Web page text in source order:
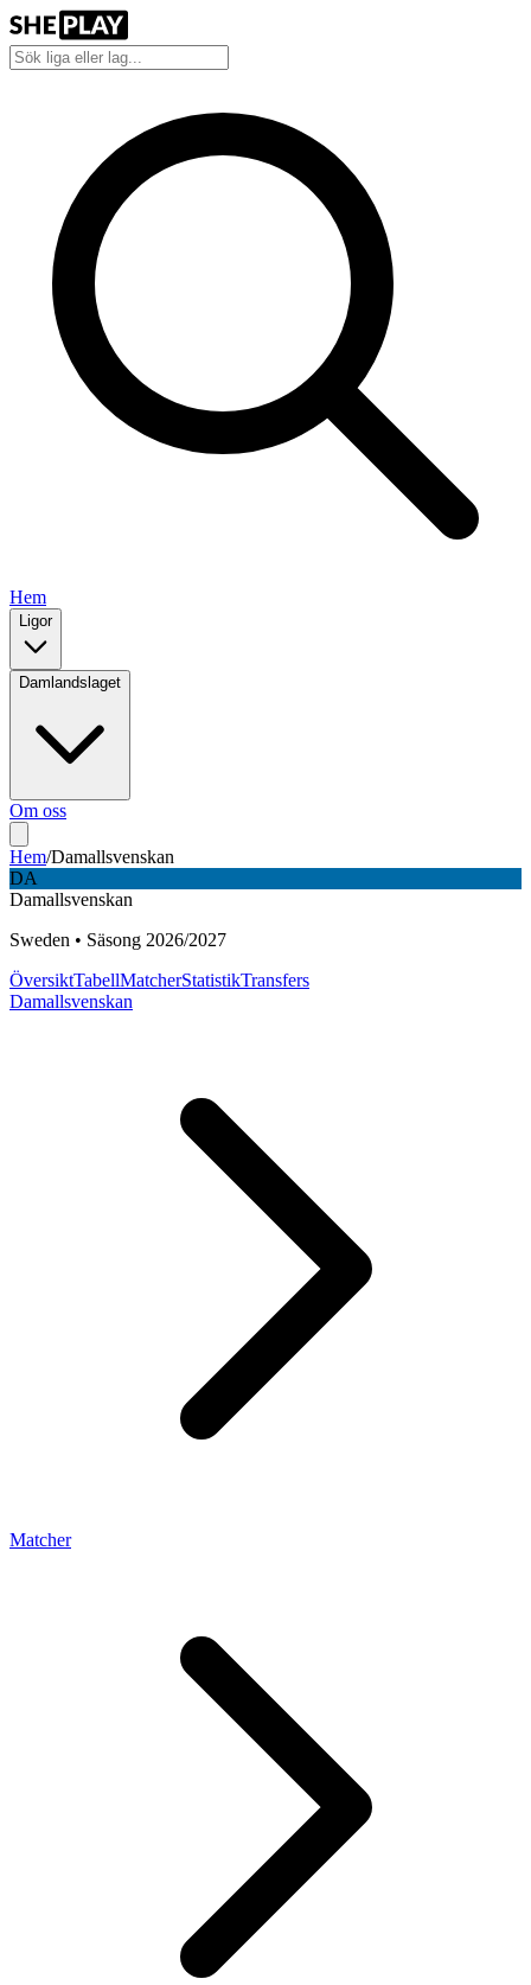
Hem
Ligor
Damlandslaget
Om oss
Hem/Damallsvenskan
DA
Damallsvenskan
Sweden • Säsong 2026/2027
ÖversiktTabellMatcherStatistikTransfers
Damallsvenskan
Matcher